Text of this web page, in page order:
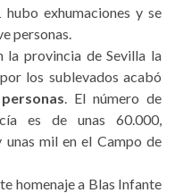
hubo exhumaciones y se
personas.
la provincia de Sevilla la
los sublevados acabó
. El número de
es de unas 60.000,
mil en el Campo de
homenaje a Blas Infante